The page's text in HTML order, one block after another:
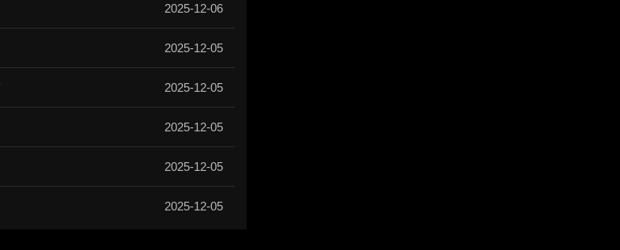
2025-12-06
2025-12-05
2025-12-05
2025-12-05
2025-12-05
2025-12-05